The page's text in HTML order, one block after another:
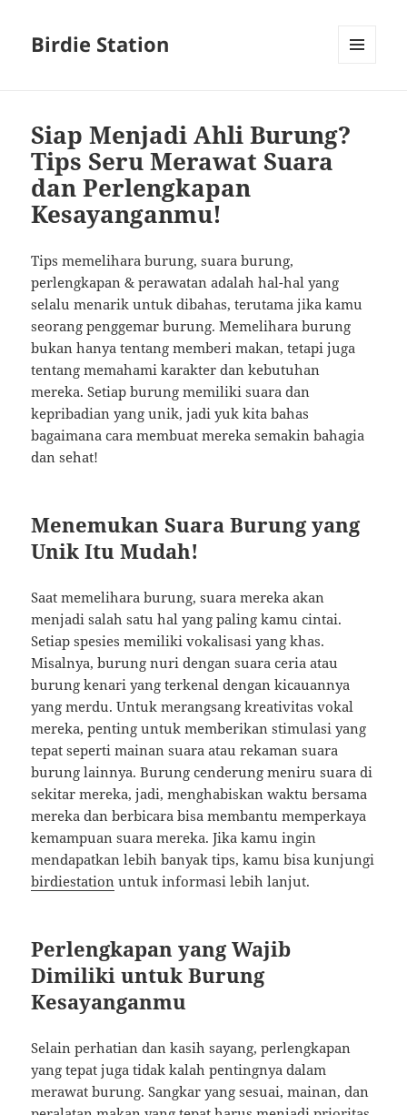
Birdie Station
Siap Menjadi Ahli Burung?
Tips Seru Merawat Suara
dan Perlengkapan
Kesayanganmu!
Tips memelihara burung, suara burung,
perlengkapan & perawatan adalah hal-hal yang
selalu menarik untuk dibahas, terutama jika kamu
seorang penggemar burung. Memelihara burung
bukan hanya tentang memberi makan, tetapi juga
tentang memahami karakter dan kebutuhan
mereka. Setiap burung memiliki suara dan
kepribadian yang unik, jadi yuk kita bahas
bagaimana cara membuat mereka semakin bahagia
dan sehat!
Menemukan Suara Burung yang
Unik Itu Mudah!
Saat memelihara burung, suara mereka akan
menjadi salah satu hal yang paling kamu cintai.
Setiap spesies memiliki vokalisasi yang khas.
Misalnya, burung nuri dengan suara ceria atau
burung kenari yang terkenal dengan kicauannya
yang merdu. Untuk merangsang kreativitas vokal
mereka, penting untuk memberikan stimulasi yang
tepat seperti mainan suara atau rekaman suara
burung lainnya. Burung cenderung meniru suara di
sekitar mereka, jadi, menghabiskan waktu bersama
mereka dan berbicara bisa membantu memperkaya
kemampuan suara mereka. Jika kamu ingin
mendapatkan lebih banyak tips, kamu bisa kunjungi
birdiestation untuk informasi lebih lanjut.
Perlengkapan yang Wajib
Dimiliki untuk Burung
Kesayanganmu
Selain perhatian dan kasih sayang, perlengkapan
yang tepat juga tidak kalah pentingnya dalam
merawat burung. Sangkar yang sesuai, mainan, dan